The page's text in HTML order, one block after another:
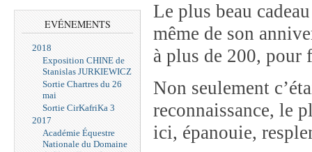
EVÉNEMENTS
2018
Exposition CHINE de
Stanislas JURKIEWICZ
Sortie Chartres du 26
mai
Sortie CirKafriKa 3
2017
Académie Équestre
Nationale du Domaine
Le plus beau
même de son
à plus de 200, pour
Non seulement
reconnaissance, le
ici, épanouie,